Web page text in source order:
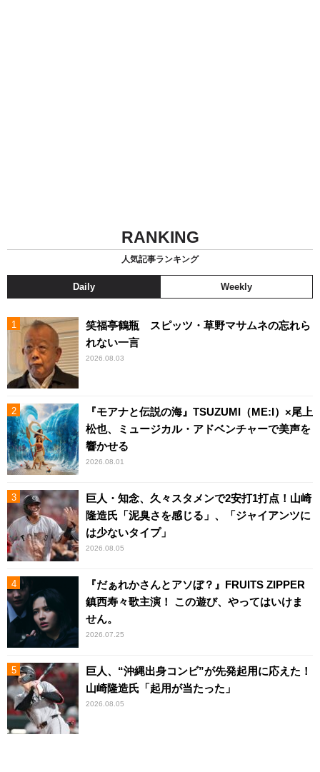
RANKING
人気記事ランキング
Daily Weekly
笑福亭鶴瓶 スピッツ・草野マサムネの忘れら
れない一言
2026.08.03
『モアナと伝説の海』TSUZUMI（ME:I）×尾上
松也、ミュージカル・アドベンチャーで美声を
響かせる
2026.08.01
巨人・知念、久々スタメンで2安打1打点！山崎
隆造氏「泥臭さを感じる」、「ジャイアンツに
は少ないタイプ」
2026.08.05
『だぁれかさんとアソぼ？』FRUITS ZIPPER
鎮西寿々歌主演！ この遊び、やってはいけま
せん。
2026.07.25
巨人、“沖縄出身コンビ”が先発起用に応えた！
山崎隆造氏「起用が当たった」
2026.08.05